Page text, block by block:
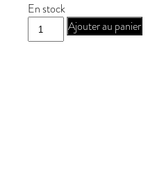
En stock
quantité
de
Ajouter au panier